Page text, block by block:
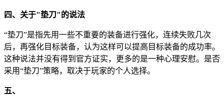
四、关于"垫刀"的说法
“垫刀”是指先用一些不重要的装备进行强化，连续失败几次
后，再强化目标装备，认为这样可以提高目标装备的成功率。
这种说法并没有得到官方证实，更多的是一种心理安慰。是否
采用“垫刀”策略，取决于玩家的个人选择。
五、